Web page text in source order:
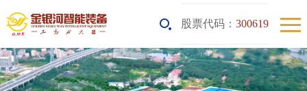
股票代码：300619